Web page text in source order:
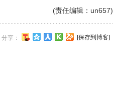
(责任编辑：un657)
分享： [保存到博客]